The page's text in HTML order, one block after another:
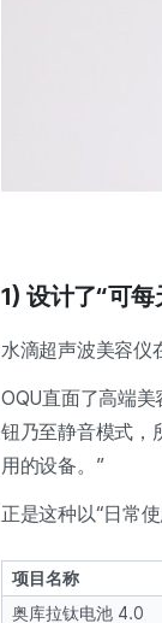
1)设计了“可每
水滴超声波美容仪
OQU直面了高端
钮乃至静音模式，
用的设备。”
正是这种以“日常
项目名称
奥库拉钛电池 4.0